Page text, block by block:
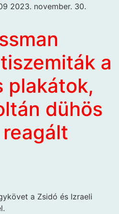
2023. november. 30.
a
plakátok,
dühös
a Zsidó és Izraeli